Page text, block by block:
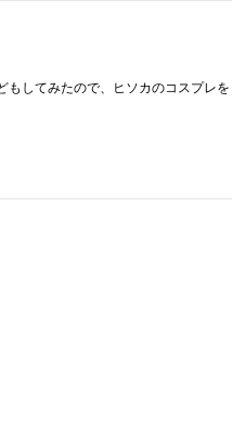
してみたので、ヒソカのコスプレを